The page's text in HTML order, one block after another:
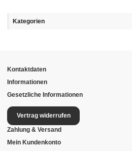
Kategorien
Kontaktdaten
Informationen
Gesetzliche Informationen
Vertrag widerrufen
Zahlung & Versand
Mein Kundenkonto